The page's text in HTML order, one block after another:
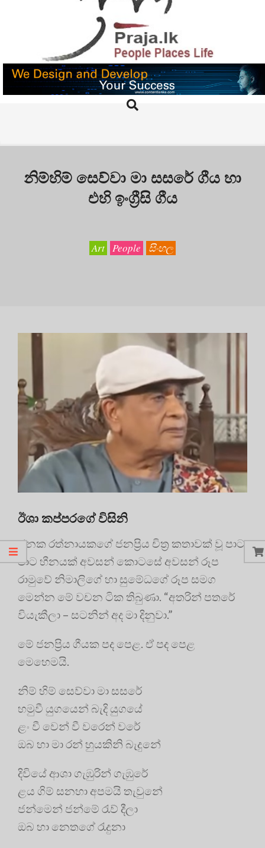
PRAJA.LK
Search
නිම්හිම් සෙව්වා මා සසරේ ගීය හා
එහි ඉංග්‍රීසි ගීය
Art People සිංහල
ඊශා කප්පරගේ විසිනි
ජනක රත්නායකගේ ජනප්‍රිය චිත්‍ර කතාවක් වූ පාට
පාට හීනයක් අවසන් කොටසේ අවසන් රූප
රාමුවේ නිමාලිගේ හා සුමේධගේ රූප සමග
මෙන්න මේ වචන ටික තිබුණා. “අතරින් පතරේ
වියැකීලා – සටනින් අද මා දිනුවා.”
මේ ජනප්‍රිය ගීයක පද පෙළ. ඒ පද පෙළ
මෙහෙමයි.
නිම් හිම් සෙව්වා මා සසරේ
හමුවී යුගයෙන් බැදි යුගයේ
ළං වී වෙන් වී වරෙන් වරේ
ඔබ හා මා රන් හුයකිනි බැදුනේ
දිවියේ ආශා ගැඹුරින් ගැඹුරේ
ළය ගිම් සනහා අපමයි තැවුනේ
ජන්මෙන් ජන්මේ රැව් දීලා
ඔබ හා නෙතගේ රැදුනා